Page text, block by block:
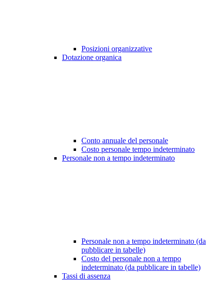
Posizioni organizzative
Dotazione organica
Conto annuale del personale
Costo personale tempo indeterminato
Personale non a tempo indeterminato
Personale non a tempo indeterminato (da
pubblicare in tabelle)
Costo del personale non a tempo
indeterminato (da pubblicare in tabelle)
Tassi di assenza